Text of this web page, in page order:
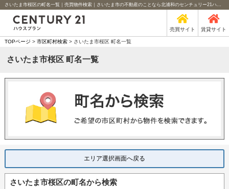
さいたま市桜区の町名一覧｜売買物件検索｜さいたま市の不動産のことなら北浦和のセンチュリー21ハウスプラン
売買サイト 賃貸サイト
TOPページ > 市区町村検索> さいたま市桜区 町名一覧
さいたま市桜区 町名一覧
エリア選択画面へ戻る
さいたま市桜区の町名から検索